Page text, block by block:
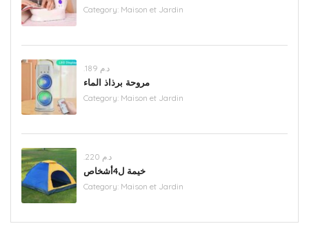
Category: Maison et Jardin
.د.م 189
مروحة برذاذ الماء
Category: Maison et Jardin
.د.م 220
خيمة ل4أشخاص
Category: Maison et Jardin